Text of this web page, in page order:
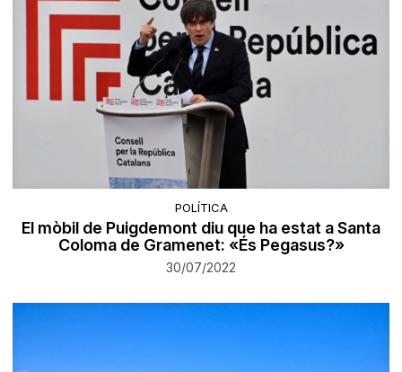
POLÍTICA
El mòbil de Puigdemont diu que ha estat a Santa
Coloma de Gramenet: «És Pegasus?»
30/07/2022